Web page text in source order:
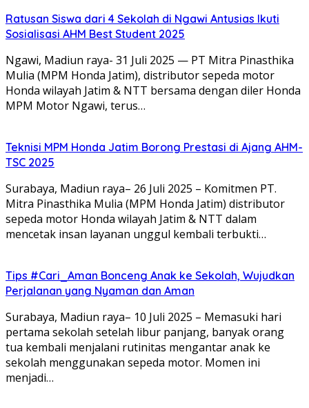
Ratusan Siswa dari 4 Sekolah di Ngawi Antusias Ikuti
Sosialisasi AHM Best Student 2025
Ngawi, Madiun raya- 31 Juli 2025 — PT Mitra Pinasthika
Mulia (MPM Honda Jatim), distributor sepeda motor
Honda wilayah Jatim & NTT bersama dengan diler Honda
MPM Motor Ngawi, terus…
Teknisi MPM Honda Jatim Borong Prestasi di Ajang AHM-
TSC 2025
Surabaya, Madiun raya– 26 Juli 2025 – Komitmen PT.
Mitra Pinasthika Mulia (MPM Honda Jatim) distributor
sepeda motor Honda wilayah Jatim & NTT dalam
mencetak insan layanan unggul kembali terbukti…
Tips #Cari_Aman Bonceng Anak ke Sekolah, Wujudkan
Perjalanan yang Nyaman dan Aman
Surabaya, Madiun raya– 10 Juli 2025 – Memasuki hari
pertama sekolah setelah libur panjang, banyak orang
tua kembali menjalani rutinitas mengantar anak ke
sekolah menggunakan sepeda motor. Momen ini
menjadi…